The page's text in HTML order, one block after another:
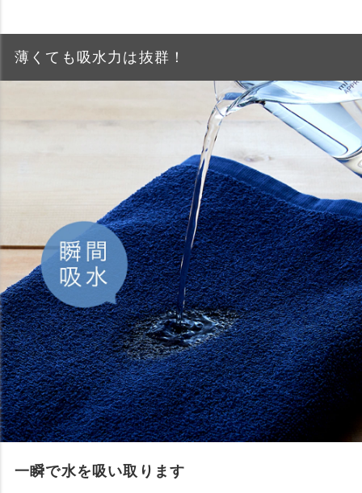
薄くても吸水力は抜群！
一瞬で水を吸い取ります